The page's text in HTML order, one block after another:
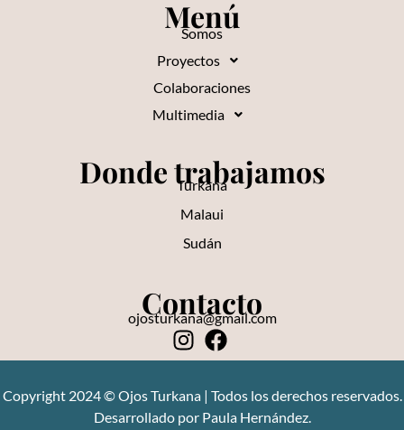
Menú
Somos
Proyectos
Colaboraciones
Multimedia
Donde trabajamos
Turkana
Malaui
Sudán
Contacto
ojosturkana@gmail.com
Copyright 2024 © Ojos Turkana | Todos los derechos reservados.
Desarrollado por Paula Hernández.